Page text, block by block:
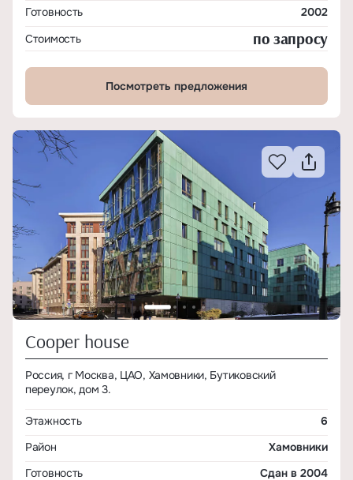
Готовность
2002
Стоимость
по запросу
Посмотреть предложения
Cooper house
Россия, г Москва, ЦАО, Хамовники, Бутиковский
переулок, дом 3.
Этажность
6
Район
Хамовники
Готовность
Сдан в 2004